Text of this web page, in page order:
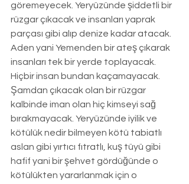
göremeyecek. Yeryüzünde şiddetli bir
rüzgar çıkacak ve insanları yaprak
parçası gibi alıp denize kadar atacak.
Aden yani Yemenden bir ateş çıkarak
insanları tek bir yerde toplayacak.
Hiçbir insan bundan kaçamayacak.
Şamdan çıkacak olan bir rüzgar
kalbinde iman olan hiç kimseyi sağ
bırakmayacak. Yeryüzünde iyilik ve
kötülük nedir bilmeyen kötü tabiatlı
aslan gibi yırtıcı fıtratlı, kuş tüyü gibi
hafif yani bir şehvet gördüğünde o
kötülükten yararlanmak için o